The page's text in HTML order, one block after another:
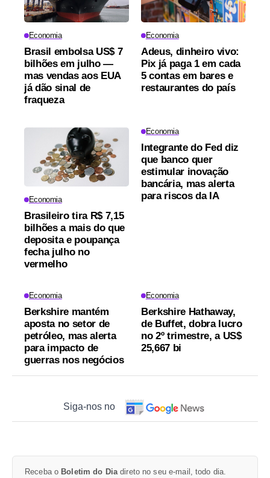
Economia
Brasil embolsa US$ 7
bilhões em julho —
mas vendas aos EUA
já dão sinal de
fraqueza
Economia
Adeus, dinheiro vivo:
Pix já paga 1 em cada
5 contas em bares e
restaurantes do país
Economia
Brasileiro tira R$ 7,15
bilhões a mais do que
deposita e poupança
fecha julho no
vermelho
Economia
Integrante do Fed diz
que banco quer
estimular inovação
bancária, mas alerta
para riscos da IA
Economia
Berkshire mantém
aposta no setor de
petróleo, mas alerta
para impacto de
guerras nos negócios
Economia
Berkshire Hathaway,
de Buffet, dobra lucro
no 2º trimestre, a US$
25,667 bi
Siga-nos no
Receba o Boletim do Dia direto no seu e-mail, todo dia.